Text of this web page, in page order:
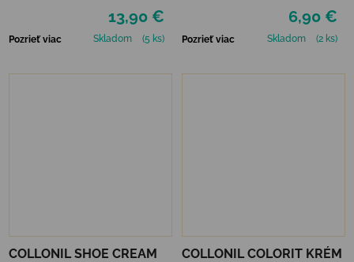
13,90 €
Pozrieť viac Skladom (5 ks)
6,90 €
Pozrieť viac Skladom (2 ks)
COLLONIL SHOE CREAM
COLLONIL COLORIT KRÉM